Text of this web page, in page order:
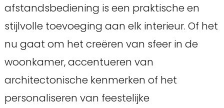
afstandsbediening is een praktische en
stijlvolle toevoeging aan elk interieur. Of het
nu gaat om het creëren van sfeer in de
woonkamer, accentueren van
architectonische kenmerken of het
personaliseren van feestelijke